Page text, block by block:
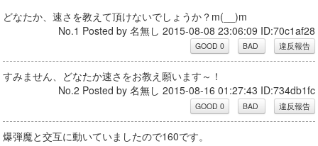
どなたか、速さを教えて頂けないでしょうか？m(__)m
No.1 Posted by 名無し 2015-08-08 23:06:09 ID:70c1af28
すみません、どなたか速さをお教え願います～！
No.2 Posted by 名無し 2015-08-16 01:27:43 ID:734db1fc
爆弾魔と交互に動いていましたので160です。